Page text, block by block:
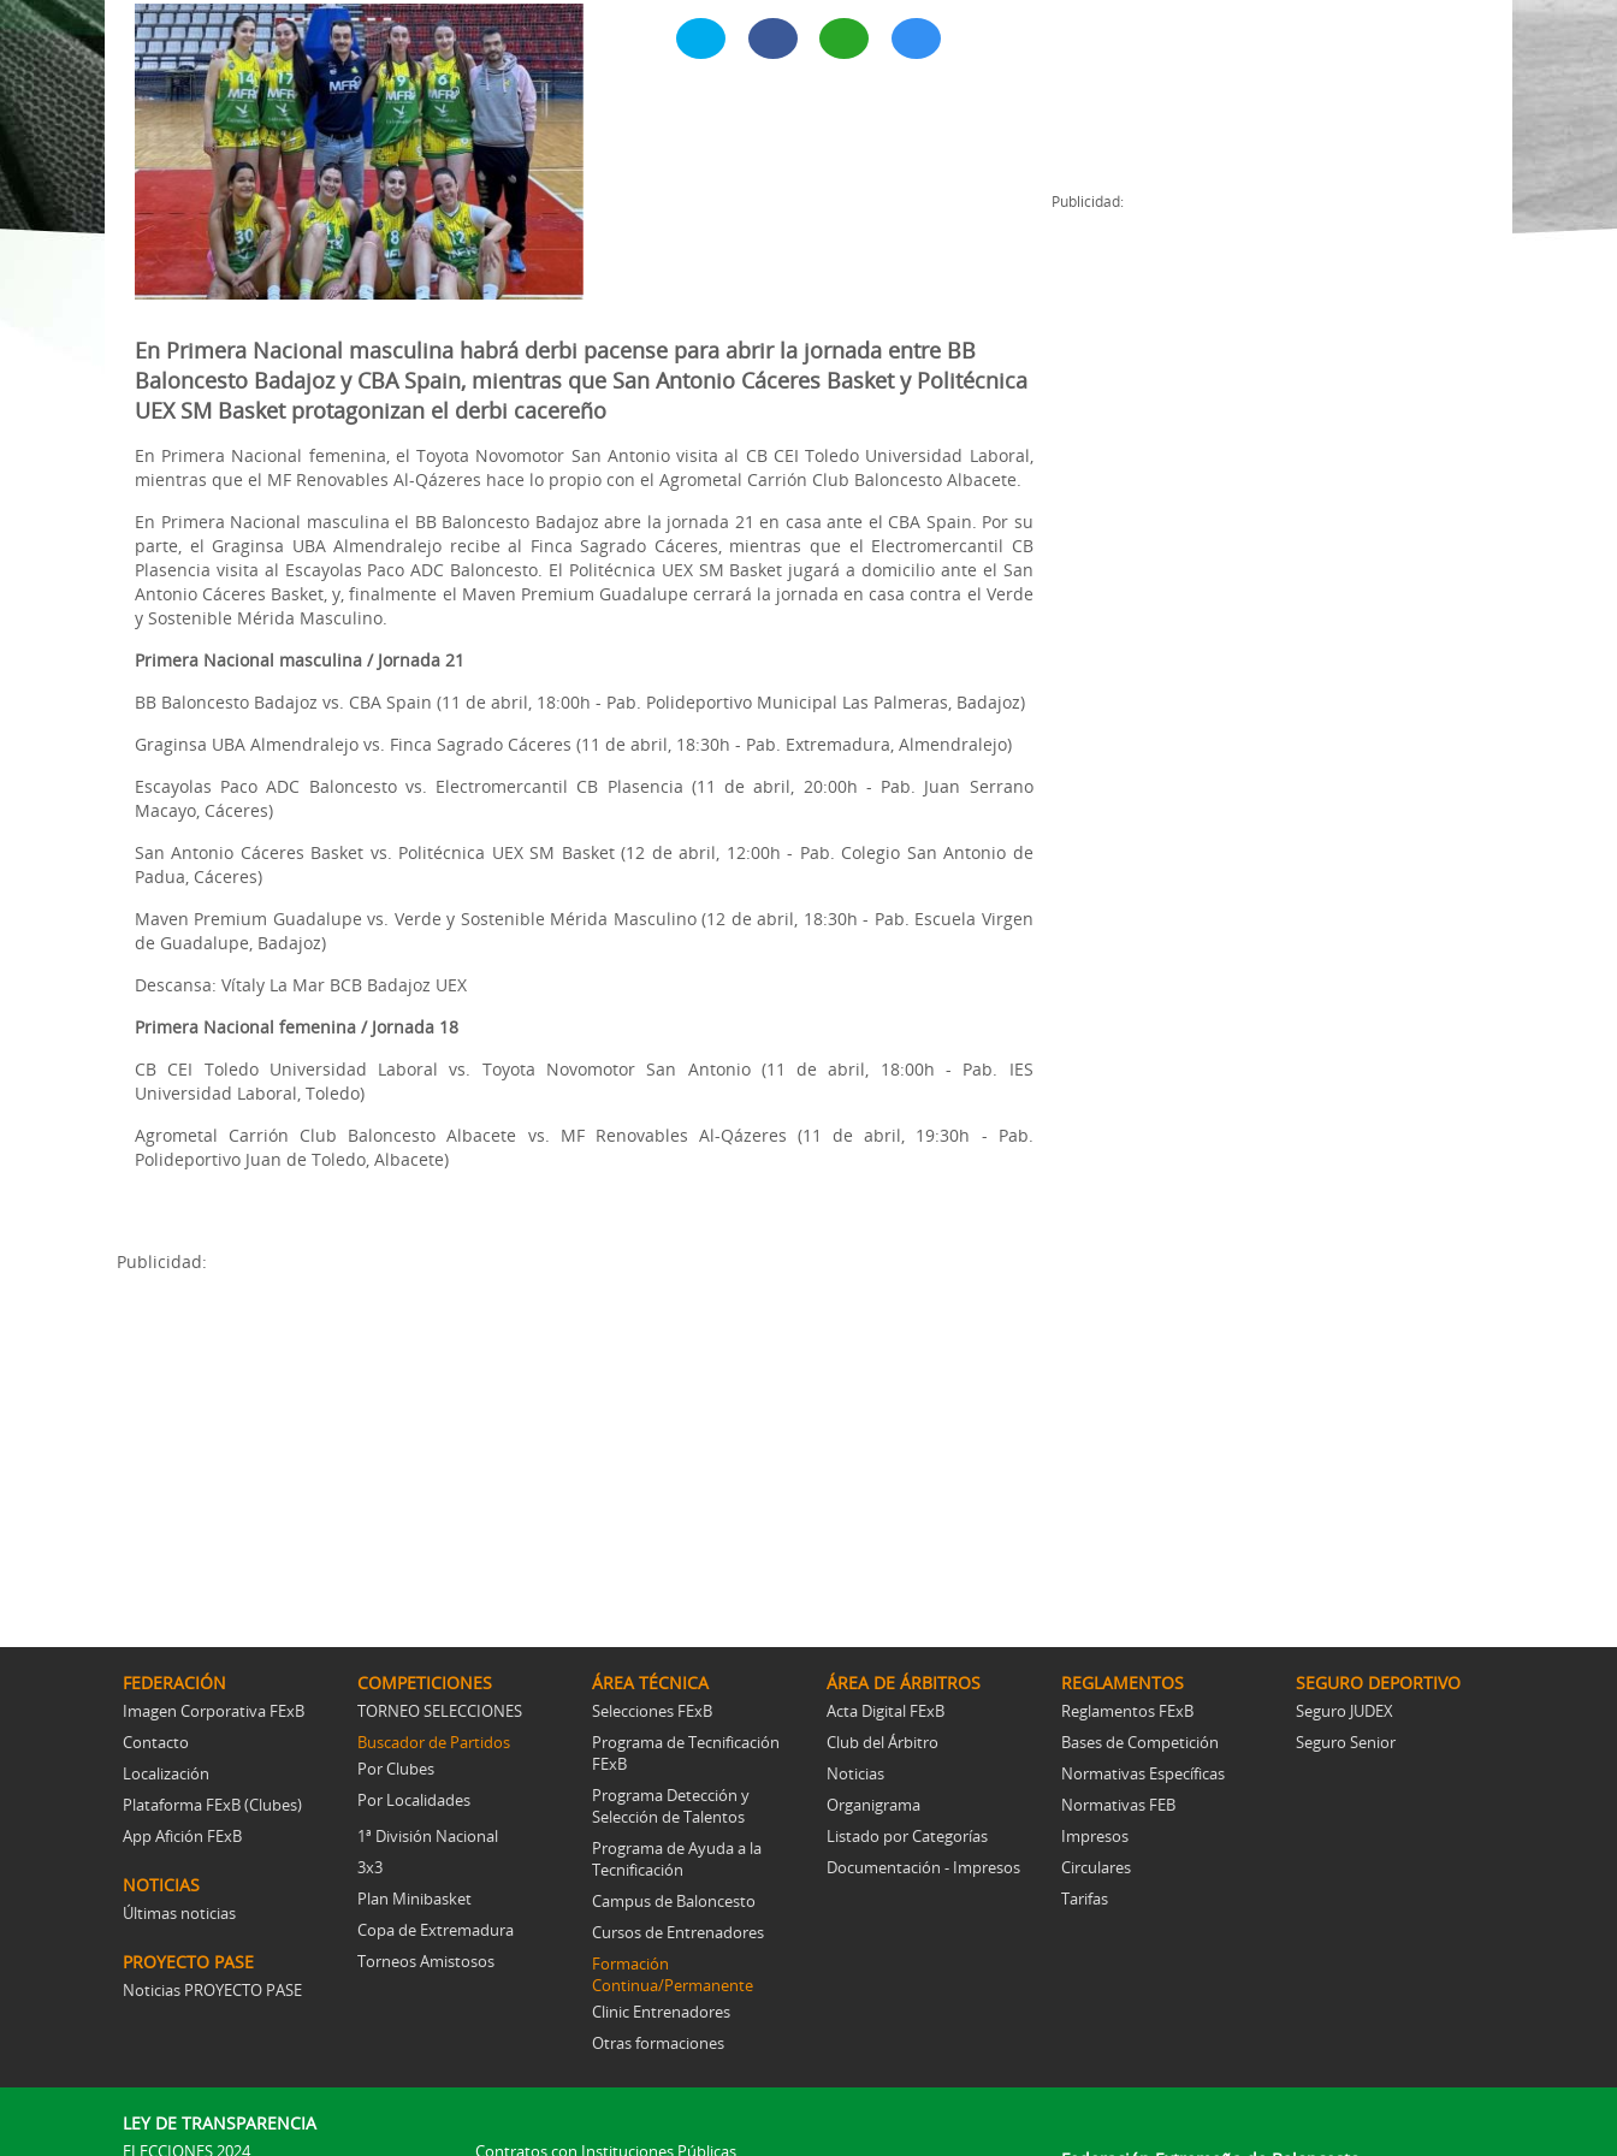
1ª División Nacional
3x3
Plan Minibasket
Copa de Extremadura
Torneos Amistosos
Formación Continua/Permanente
Tarifas
Subvenciones
En Primera Nacional masculina habrá derbi pacense para abrir la jornada entre BB
Baloncesto Badajoz y CBA Spain, mientras que San Antonio Cáceres Basket y Politécnica
UEX SM Basket protagonizan el derbi cacereño
En Primera Nacional femenina, el Toyota Novomotor San Antonio visita al CB CEI Toledo Universidad Laboral,
mientras que el MF Renovables Al-Qázeres hace lo propio con el Agrometal Carrión Club Baloncesto Albacete.
En Primera Nacional masculina el BB Baloncesto Badajoz abre la jornada 21 en casa ante el CBA Spain. Por su
parte, el Graginsa UBA Almendralejo recibe al Finca Sagrado Cáceres, mientras que el Electromercantil CB
Plasencia visita al Escayolas Paco ADC Baloncesto. El Politécnica UEX SM Basket jugará a domicilio ante el San
Antonio Cáceres Basket, y, finalmente el Maven Premium Guadalupe cerrará la jornada en casa contra el Verde
y Sostenible Mérida Masculino.
Primera Nacional masculina / Jornada 21
BB Baloncesto Badajoz vs. CBA Spain (11 de abril, 18:00h - Pab. Polideportivo Municipal Las Palmeras, Badajoz)
Graginsa UBA Almendralejo vs. Finca Sagrado Cáceres (11 de abril, 18:30h - Pab. Extremadura, Almendralejo)
Escayolas Paco ADC Baloncesto vs. Electromercantil CB Plasencia (11 de abril, 20:00h - Pab. Juan Serrano
Macayo, Cáceres)
San Antonio Cáceres Basket vs. Politécnica UEX SM Basket (12 de abril, 12:00h - Pab. Colegio San Antonio de
Padua, Cáceres)
Maven Premium Guadalupe vs. Verde y Sostenible Mérida Masculino (12 de abril, 18:30h - Pab. Escuela Virgen
de Guadalupe, Badajoz)
Descansa: Vítaly La Mar BCB Badajoz UEX
Primera Nacional femenina / Jornada 18
CB CEI Toledo Universidad Laboral vs. Toyota Novomotor San Antonio (11 de abril, 18:00h - Pab. IES
Universidad Laboral, Toledo)
Agrometal Carrión Club Baloncesto Albacete vs. MF Renovables Al-Qázeres (11 de abril, 19:30h - Pab.
Polideportivo Juan de Toledo, Albacete)
Publicidad:
Publicidad:
FEDERACIÓN
Imagen Corporativa FExB
Contacto
Localización
Plataforma FExB (Clubes)
App Afición FExB
NOTICIAS
Últimas noticias
PROYECTO PASE
Noticias PROYECTO PASE
COMPETICIONES
TORNEO SELECCIONES
Buscador de Partidos
Por Clubes
Por Localidades
1ª División Nacional
3x3
Plan Minibasket
Copa de Extremadura
Torneos Amistosos
ÁREA TÉCNICA
Selecciones FExB
Programa de Tecnificación
FExB
Programa Detección y
Selección de Talentos
Programa de Ayuda a la
Tecnificación
Campus de Baloncesto
Cursos de Entrenadores
Formación
Continua/Permanente
Clinic Entrenadores
Otras formaciones
ÁREA DE ÁRBITROS
Acta Digital FExB
Club del Árbitro
Noticias
Organigrama
Listado por Categorías
Documentación - Impresos
REGLAMENTOS
Reglamentos FExB
Bases de Competición
Normativas Específicas
Normativas FEB
Impresos
Circulares
Tarifas
SEGURO DEPORTIVO
Seguro JUDEX
Seguro Senior
LEY DE TRANSPARENCIA
ELECCIONES 2024 Contratos con Instituciones Públicas